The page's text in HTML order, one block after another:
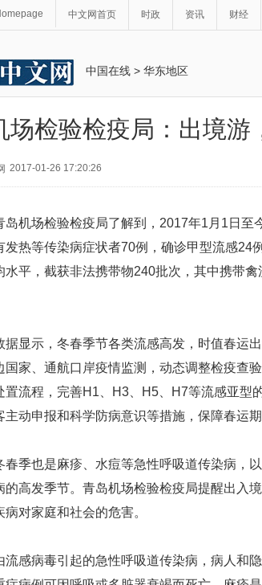
中文网首页 时政 资讯 财经
中国在线 > 华东地区
场检验检疫局：出境游
2017-01-26 17:20:26
岛机场检验检疫局了解到，2017年1月1日至
发热等传染病症状者70例，确诊甲型流感24
水平，截获非法携带物240批次，其中携带
据显示，冬春季节各类流感高发，时值春运
国家、通航口岸疫情监测，动态调整检疫查
置流程，完善H1、H3、H5、H7等流感亚型
主动申报和科学防病意识等措施，保障春运期
春季也是麻疹、水痘等急性呼吸道传染病，
的高发季节。青岛机场检验检疫局提醒出入
对家庭和社会的危害。
流感病毒引起的急性呼吸道传染病，病人和